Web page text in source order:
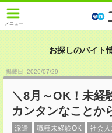
メニュー
お探しのバイト
掲載日 :2026/07/29
＼8月～OK！未経
カンタンなことか
派遣 職種未経験OK 社会